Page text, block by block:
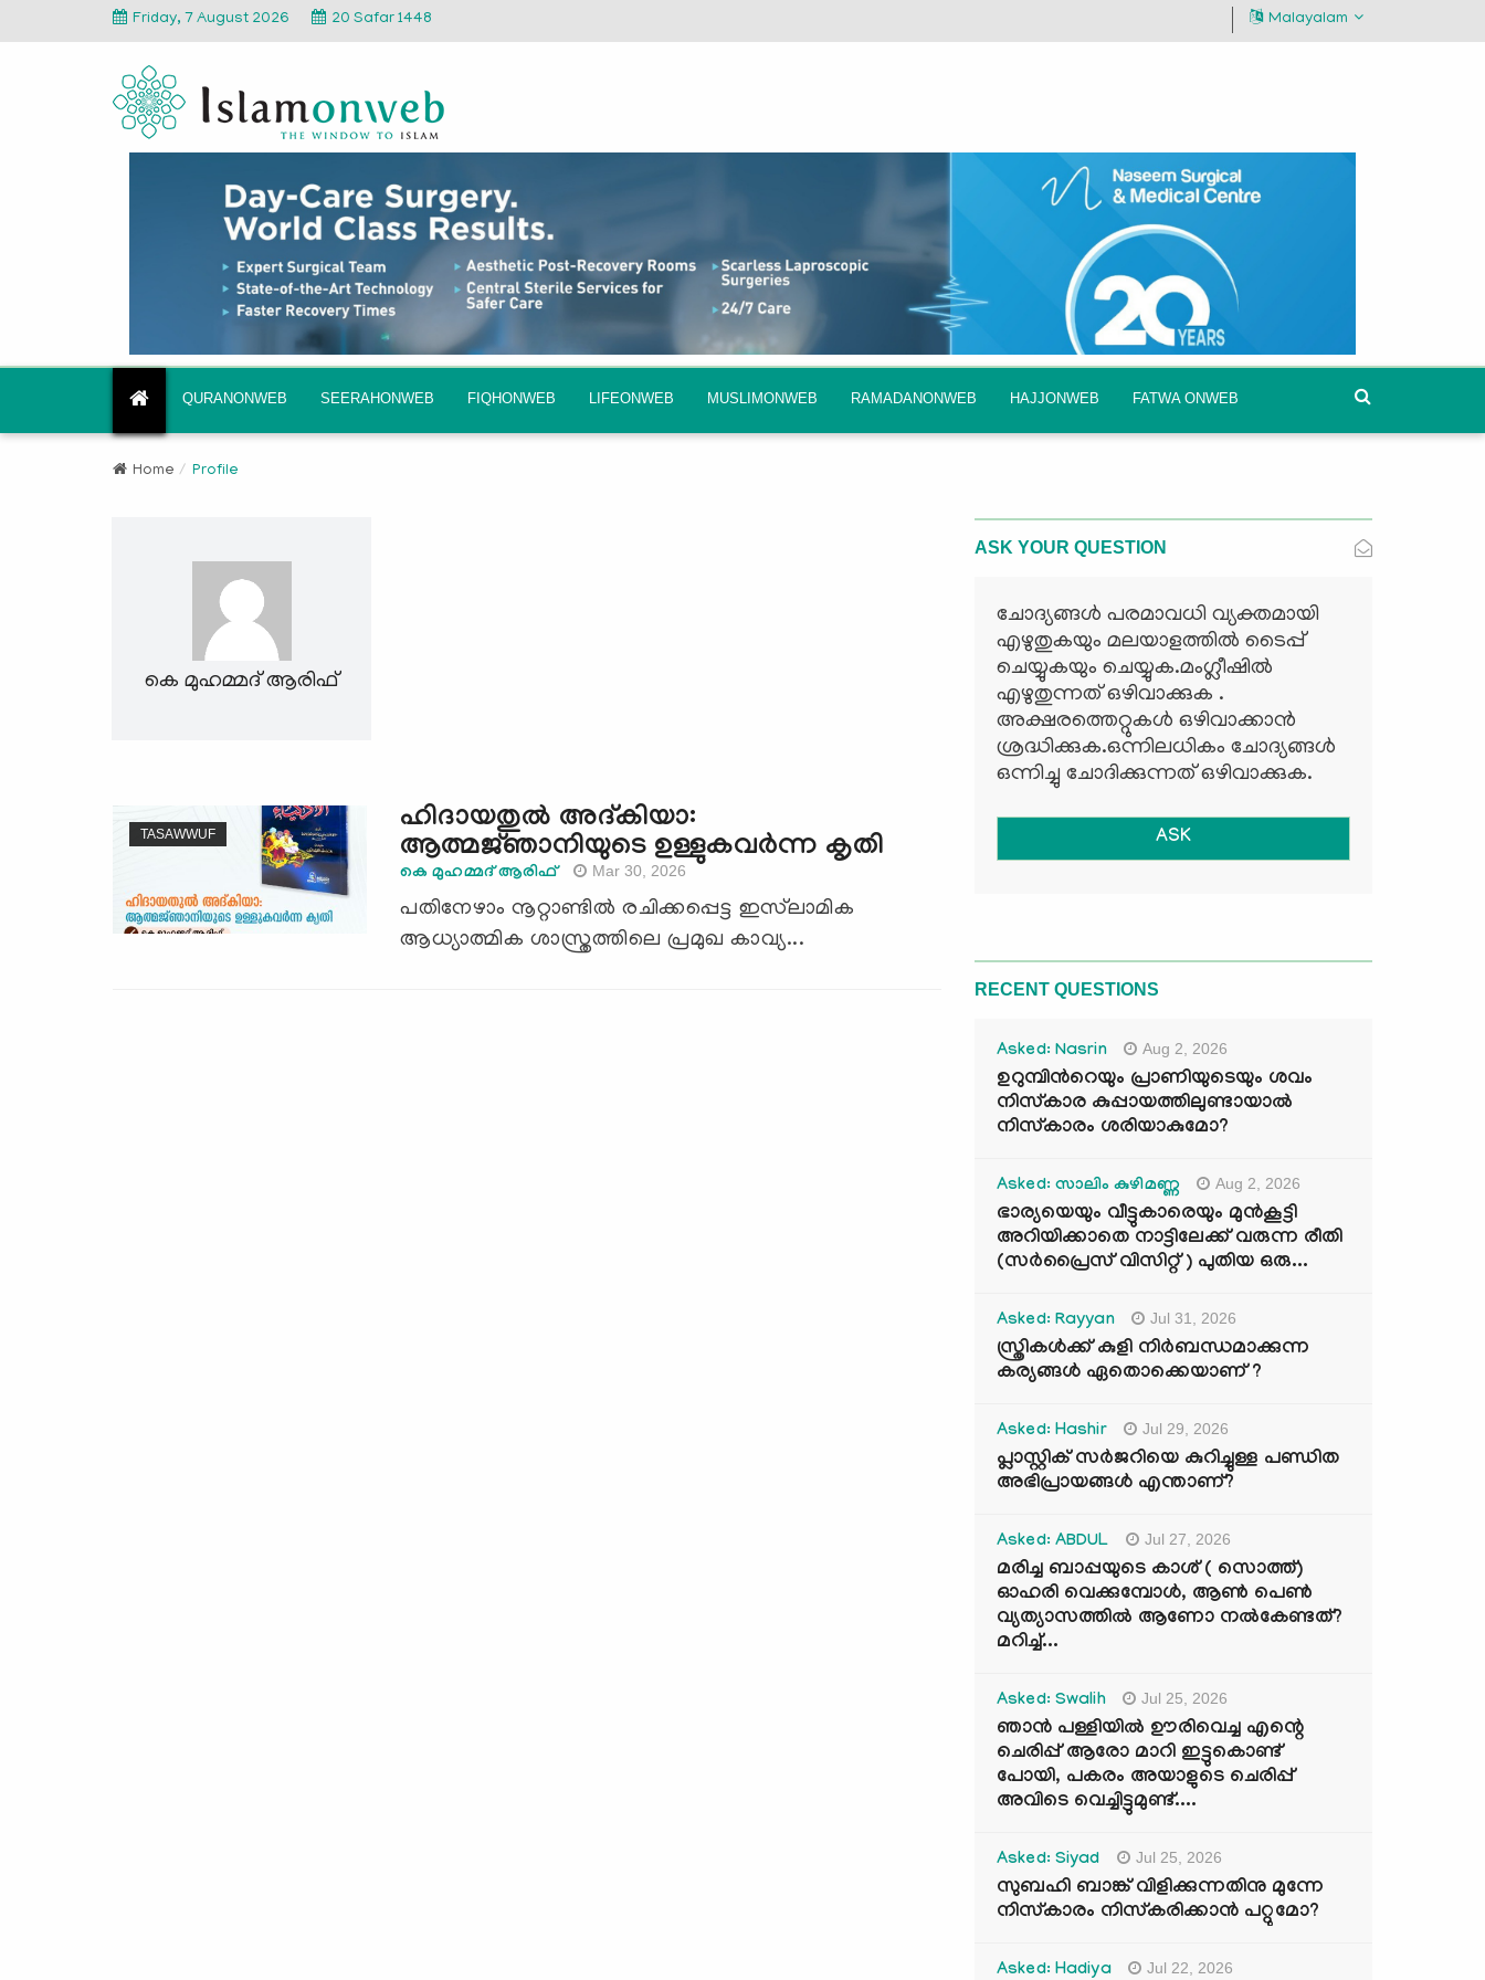
Friday, 7 August 2026 20 Safar 1448 Malayalam
QURANONWEB SEERAHONWEB FIQHONWEB LIFEONWEB MUSLIMONWEB RAMADANONWEB HAJJONWEB FATWA ONWEB
Home Profile
കെ മുഹമ്മദ് ആരിഫ്
TASAWWUF
ഹിദായതുൽ അദ്കിയാ:
ആത്മജ്‌ഞാനിയുടെ ഉള്ളുകവർന്ന കൃതി
കെ മുഹമ്മദ് ആരിഫ് Mar 30, 2026
പതിനേഴാം നൂറ്റാണ്ടിൽ രചിക്കപ്പെട്ട ഇസ്‌ലാമിക
ആധ്യാത്മിക ശാസ്ത്രത്തിലെ പ്രമുഖ കാവ്യ...
ASK YOUR QUESTION
ചോദ്യങ്ങള്‍ പരമാവധി വ്യക്തമായി
എഴുതുകയും മലയാളത്തില്‍ ടൈപ്പ്
ചെയ്യുകയും ചെയ്യുക.മംഗ്ലീഷില്‍
എഴുതുന്നത് ഒഴിവാക്കുക .
അക്ഷരത്തെറ്റുകള്‍ ഒഴിവാക്കാന്‍
ശ്രദ്ധിക്കുക.ഒന്നിലധികം ചോദ്യങ്ങള്‍
ഒന്നിച്ചു ചോദിക്കുന്നത് ഒഴിവാക്കുക.
ASK
RECENT QUESTIONS
Asked: Nasrin Aug 2, 2026
ഉറുമ്പിന്‍റെയും പ്രാണിയുടെയും ശവം
നിസ്കാര കുപ്പായത്തിലുണ്ടായാൽ
നിസ്കാരം ശരിയാകുമോ?
Asked: സാലിം കുഴിമണ്ണ Aug 2, 2026
ഭാര്യയെയും വീട്ടുകാരെയും മുൻകൂട്ടി
അറിയിക്കാതെ നാട്ടിലേക്ക് വരുന്ന രീതി
(സർപ്രൈസ് വിസിറ്റ് ) പുതിയ ഒരു...
Asked: Rayyan Jul 31, 2026
സ്ത്രികൾക്ക് കുളി നിർബന്ധമാക്കുന്ന
കര്യങ്ങൾ ഏതൊക്കെയാണ് ?
Asked: Hashir Jul 29, 2026
പ്ലാസ്റ്റിക് സർജറിയെ കുറിച്ചുള്ള പണ്ഡിത
അഭിപ്രായങ്ങൾ എന്താണ്?
Asked: ABDUL Jul 27, 2026
മരിച്ച ബാപ്പയുടെ കാശ് ( സൊത്ത്)
ഓഹരി വെക്കുമ്പോൾ, ആണ്‍ പെണ്‍
വ്യത്യാസത്തില്‍ ആണോ നല്‍കേണ്ടത്?
മറിച്ച്...
Asked: Swalih Jul 25, 2026
ഞാൻ പള്ളിയിൽ ഊരിവെച്ച എന്റെ
ചെരിപ്പ് ആരോ മാറി ഇട്ടുകൊണ്ട്
പോയി, പകരം അയാളുടെ ചെരിപ്പ്
അവിടെ വെച്ചിട്ടുമുണ്ട്....
Asked: Siyad Jul 25, 2026
സുബഹി ബാങ്ക് വിളിക്കുന്നതിനു മുന്നേ
നിസ്കാരം നിസ്കരിക്കാൻ പറ്റുമോ?
Asked: Hadiya Jul 22, 2026